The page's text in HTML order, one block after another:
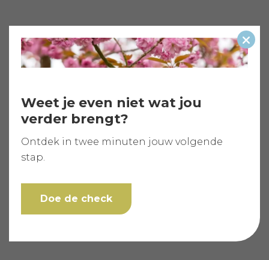
Weet je even niet wat jou
verder brengt?
Ontdek in twee minuten jouw volgende
stap.
Doe de check